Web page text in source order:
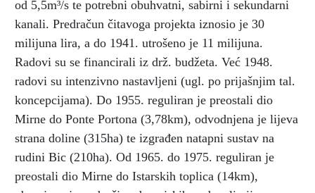
od 5,5m³/s te potrebni obuhvatni, sabirni i sekundarni
kanali. Predračun čitavoga projekta iznosio je 30
milijuna lira, a do 1941. utrošeno je 11 milijuna.
Radovi su se financirali iz drž. budžeta. Već 1948.
radovi su intenzivno nastavljeni (ugl. po prijašnjim tal.
koncepcijama). Do 1955. reguliran je preostali dio
Mirne do Ponte Portona (3,78km), odvodnjena je lijeva
strana doline (315ha) te izgrađen natapni sustav na
rudini Bic (210ha). Od 1965. do 1975. reguliran je
preostali dio Mirne do Istarskih toplica (14km),